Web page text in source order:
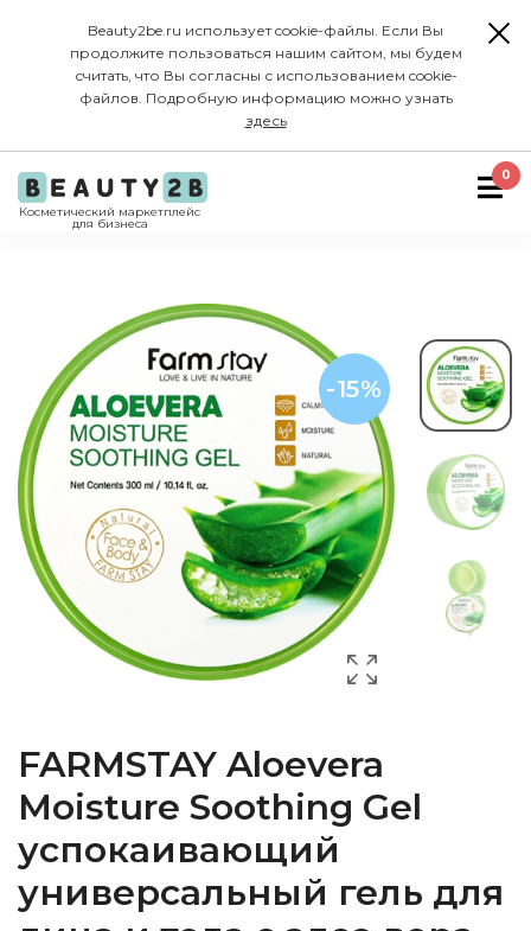
Beauty2be.ru использует cookie-файлы. Если Вы
продолжите пользоваться нашим сайтом, мы будем
считать, что Вы согласны с использованием cookie-
файлов. Подробную информацию можно узнать
здесь
Косметический маркетплейс
для бизнеса
0
-15%
FARMSTAY Aloevera
Moisture Soothing Gel
успокаивающий
универсальный гель для